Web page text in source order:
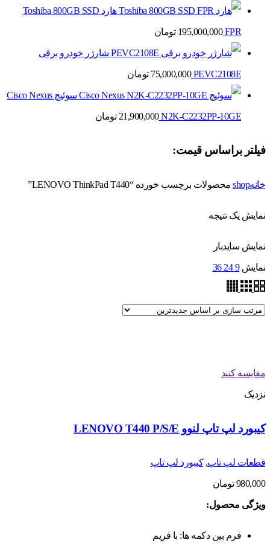
هارد Toshiba 800GB SSD
FPR
195,000,000 تومان
شارژر خودرو برقی
PEVC2108E
75,000,000 تومان
سوئیچ Cisco Nexus
N2K-C2232PP-10GE
21,900,000 تومان
فیلتر براساس قیمت:
خانهshop محصولات برچسب خورده “LENOVO ThinkPad T440”
نمایش یک نتیجه
نمایش سایدبار
نمایش 9
24
36
مقایسه کنید
نزدیک
کیبورد لپ تاپ لنوو LENOVO T440 P/S/E
قطعات لپ تاپ,کیبورد لپ تاپ
980,000 تومان
ویژگی محصول:
فرم بین دکمه ها: با فریم